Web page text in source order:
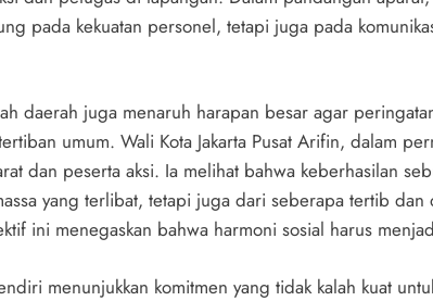
pada kekuatan personel, tetapi juga pada
daerah juga menaruh harapan besar agar
umum. Wali Kota Jakarta Pusat Arifin, dalam
dan peserta aksi. Ia melihat bahwa keberhasilan
yang terlibat, tetapi juga dari seberapa tertib dan
ini menegaskan bahwa harmoni sosial harus
menunjukkan komitmen yang tidak kalah kuat